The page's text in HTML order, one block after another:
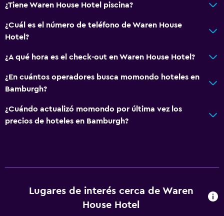
¿Tiene Waren House Hotel piscina?
¿Cuál es el número de teléfono de Waren House
Hotel?
¿A qué hora es el check-out en Waren House Hotel?
¿En cuántos operadores busca momondo hoteles en
Bamburgh?
¿Cuándo actualizó momondo por última vez los
precios de hoteles en Bamburgh?
Lugares de interés cerca de Waren
House Hotel